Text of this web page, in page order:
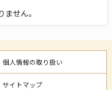
せん。
個人情報の取り扱い
サイトマップ